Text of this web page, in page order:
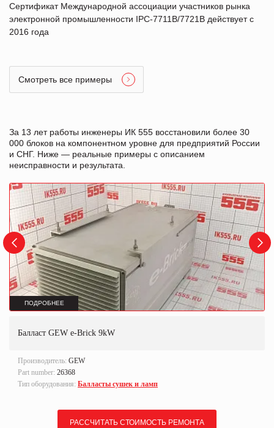
Сертификат Международной ассоциации участников рынка
электронной промышленности IPC-7711B/7721B действует с
2016 года
Смотреть все примеры
За 13 лет работы инженеры ИК 555 восстановили более 30
000 блоков на компонентном уровне для предприятий России
и СНГ. Ниже — реальные примеры с описанием
неисправности и результата.
ПОДРОБНЕЕ
Балласт GEW e-Brick 9kW
Производитель: GEW
Part number: 26368
Тип оборудования: Балласты сушек и ламп
РАССЧИТАТЬ СТОИМОСТЬ РЕМОНТА